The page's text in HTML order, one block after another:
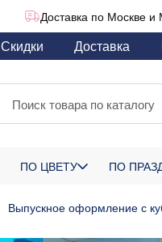
Доставка по Москве и
Скидки Доставка
ПО ЦВЕТУ ПО
Выпускное оформление с